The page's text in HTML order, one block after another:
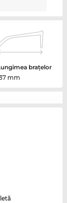
brațelor
mm